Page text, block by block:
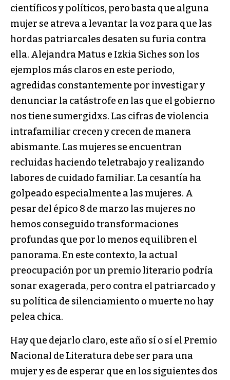
científicos y políticos, pero basta que alguna
mujer se atreva a levantar la voz para que las
hordas patriarcales desaten su furia contra
ella. Alejandra Matus e Izkia Siches son los
ejemplos más claros en este periodo,
agredidas constantemente por investigar y
denunciar la catástrofe en las que el gobierno
nos tiene sumergidxs. Las cifras de violencia
intrafamiliar crecen y crecen de manera
abismante. Las mujeres se encuentran
recluidas haciendo teletrabajo y realizando
labores de cuidado familiar. La cesantía ha
golpeado especialmente a las mujeres. A
pesar del épico 8 de marzo las mujeres no
hemos conseguido transformaciones
profundas que por lo menos equilibren el
panorama. En este contexto, la actual
preocupación por un premio literario podría
sonar exagerada, pero contra el patriarcado y
su política de silenciamiento o muerte no hay
pelea chica.
Hay que dejarlo claro, este año sí o sí el Premio
Nacional de Literatura debe ser para una
mujer y es de esperar que en los siguientes dos